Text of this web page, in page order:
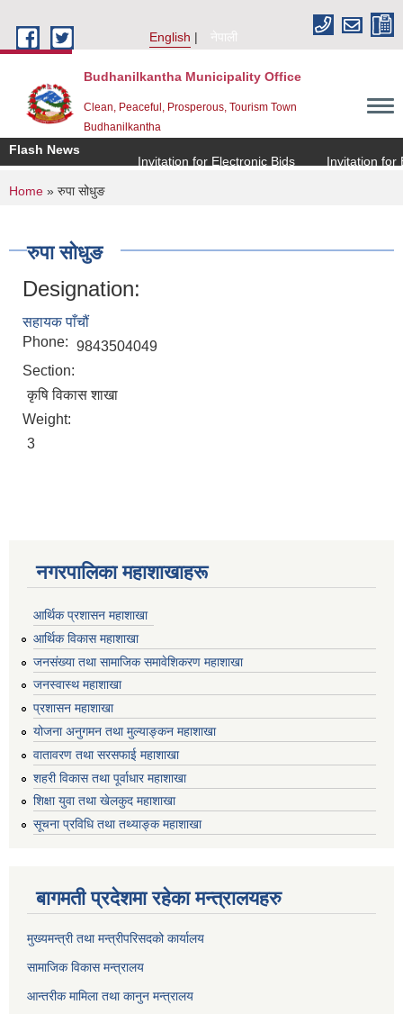
English
नेपाली
Budhanilkantha Municipality Office
Clean, Peaceful, Prosperous, Tourism Town
Budhanilkantha
Flash News
Invitation for Electronic Bids
Invitation for
You are here
Home » रुपा सोधुङ
रुपा सोधुङ
Designation:
सहायक पाँचौं
Phone: 9843504049
Section:
कृषि विकास शाखा
Weight:
3
नगरपालिका महाशाखाहरू
आर्थिक प्रशासन महाशाखा
आर्थिक विकास महाशाखा
जनसंख्या तथा सामाजिक समावेशिकरण महाशाखा
जनस्वास्थ महाशाखा
प्रशासन महाशाखा
योजना अनुगमन तथा मुल्याङ्कन महाशाखा
वातावरण तथा सरसफाई महाशाखा
शहरी विकास तथा पूर्वाधार महाशाखा
शिक्षा युवा तथा खेलकुद महाशाखा
सूचना प्रविधि तथा तथ्याङ्क महाशाखा
बागमती प्रदेशमा रहेका मन्त्रालयहरु
मुख्यमन्त्री तथा मन्त्रीपरिसदको कार्यालय
सामाजिक विकास मन्त्रालय
आन्तरीक मामिला तथा कानुन मन्त्रालय